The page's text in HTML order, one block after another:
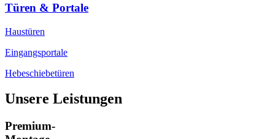
Türen & Portale
Haustüren
Eingangsportale
Hebeschiebetüren
Unsere Leistungen
Premium-